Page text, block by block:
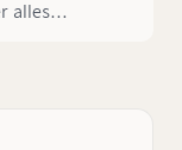
alles